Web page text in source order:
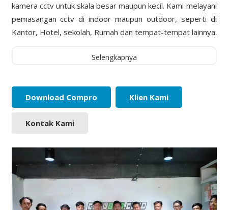
kamera cctv untuk skala besar maupun kecil. Kami melayani
pemasangan cctv di indoor maupun outdoor, seperti di
Kantor, Hotel, sekolah, Rumah dan tempat-tempat lainnya.
Selengkapnya
Download Compro Klien Kami
Kontak Kami